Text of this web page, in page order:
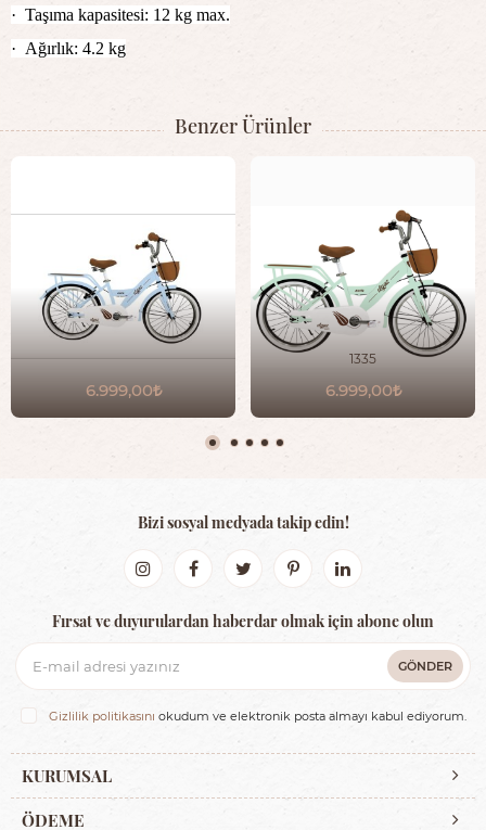
· Taşıma kapasitesi: 12 kg max.
· Ağırlık: 4.2 kg
Benzer Ürünler
6.999,00
1335
6.999,00
KURUMSAL
ÖDEME
Bizi sosyal medyada takip edin!
Fırsat ve duyurulardan haberdar olmak için abone olun
GÖNDER
Gizlilik politikasını okudum ve elektronik posta almayı kabul ediyorum.